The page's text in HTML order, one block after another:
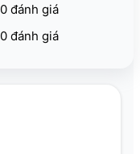
0 đánh giá
0 đánh giá